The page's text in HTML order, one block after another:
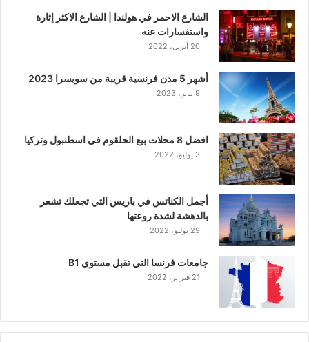
الشارع الاحمر في هولندا | الشارع الاكثر إثارة
واستفسارات عنه
20 أبريل، 2022
أشهر 5 مدن فرنسية قريبة من سويسرا 2023
9 يناير، 2023
افضل 8 محلات بيع الحلقوم في اسطنبول وتركيا
3 يوليو، 2022
أجمل الكنائس في باريس التي تجعلك تشعر
بالدهشة لشدة روعتها
29 يوليو، 2022
جامعات فرنسا التي تقبل مستوى B1
21 فبراير، 2022